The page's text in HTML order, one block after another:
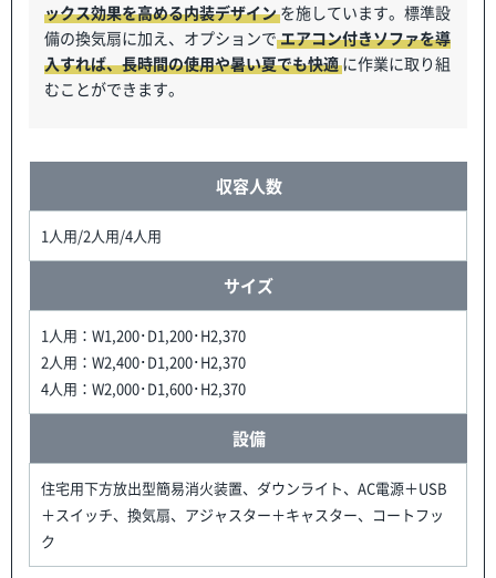
ックス効果を高める内装デザインを施しています。標準設
備の換気扇に加え、オプションでエアコン付きソファを導
入すれば、長時間の使用や暑い夏でも快適に作業に取り組
むことができます。
収容人数
1人用/2人用/4人用
サイズ
1人用：W1,200･D1,200･H2,370
2人用：W2,400･D1,200･H2,370
4人用：W2,000･D1,600･H2,370
設備
住宅用下方放出型簡易消火装置、ダウンライト、AC電源＋USB
＋スイッチ、換気扇、アジャスター＋キャスター、コートフッ
ク